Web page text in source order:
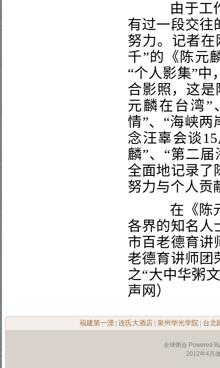
由于工
有过一段交往
努力。记者
千”的《陈元
“个人影集”中
合影照，这是
元麟在台湾”
情”、 “海峡两
念汪辜会谈15
麟”、 “第二届
全面地记录了
努力与个人贡
在《陈元
各界的知名人
市百老德育讲
老德育讲师团
之“大中华粥
声网）
福建第一漂 连氏大酒店 泉州华光学院 台北
全球粥会 Powered
2012年4月